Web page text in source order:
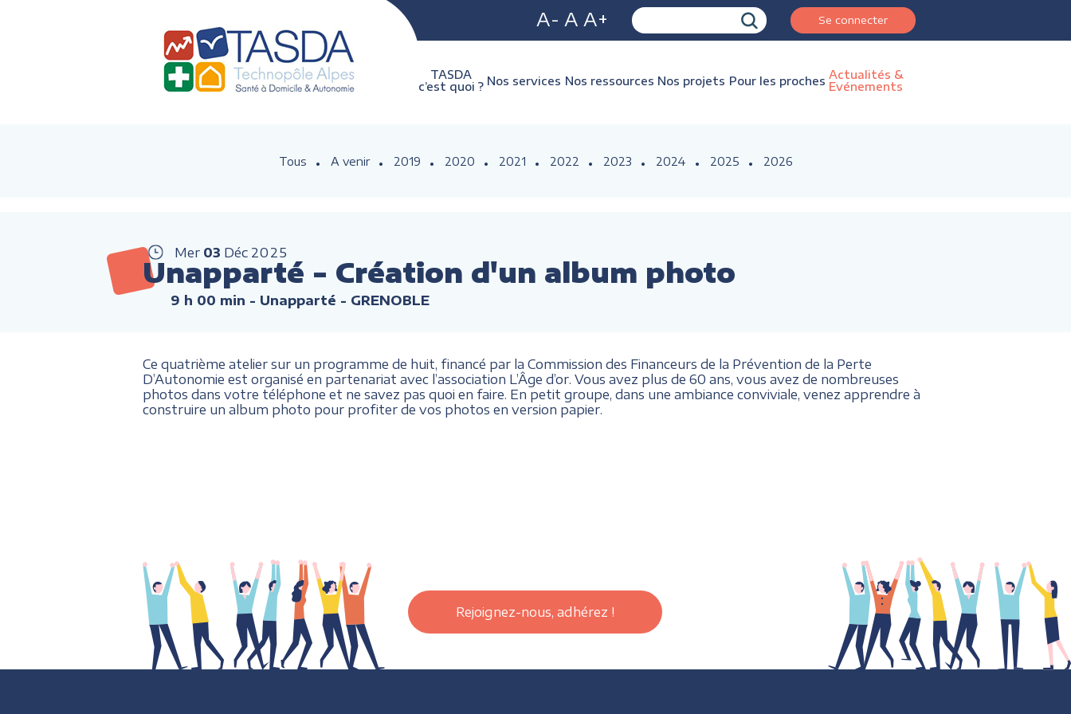
A- A A+ Se connecter
TASDA
c’est quoi ? Nos services Nos ressources Nos projets Pour les proches Actualités &
Evénements
Tous A venir 2019 2020 2021 2022 2023 2024 2025 2026
Mer 03 Déc 2025
Unapparté - Création d'un album photo
9 h 00 min - Unapparté - GRENOBLE
Ce quatrième atelier sur un programme de huit, financé par la Commission des Financeurs de la Prévention de la Perte
D’Autonomie est organisé en partenariat avec l’association L’Âge d’or. Vous avez plus de 60 ans, vous avez de nombreuses
photos dans votre téléphone et ne savez pas quoi en faire. En petit groupe, dans une ambiance conviviale, venez apprendre à
construire un album photo pour profiter de vos photos en version papier.
Rejoignez-nous, adhérez !